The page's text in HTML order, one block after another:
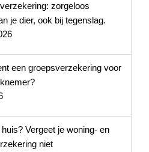
zorgeloos
je dier, ook bij tegenslag.
een groepsverzekering voor
Vergeet je woning- en
niet